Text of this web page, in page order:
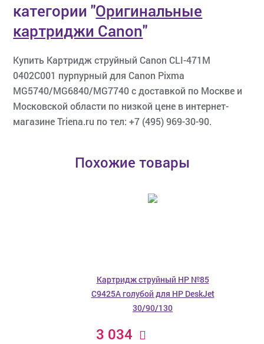
категории"Оригинальные
картриджи Canon"
Купить Картридж струйный Canon CLI-471M
0402C001 пурпурный для Canon Pixma
MG5740/MG6840/MG7740 с доставкой по Москве и
Московской области по низкой цене в интернет-
магазине Triena.ru по тел: +7 (495) 969-30-90.
Похожие товары
Картридж струйный HP №85
C9425A голубой для HP DeskJet
30/90/130
3 034